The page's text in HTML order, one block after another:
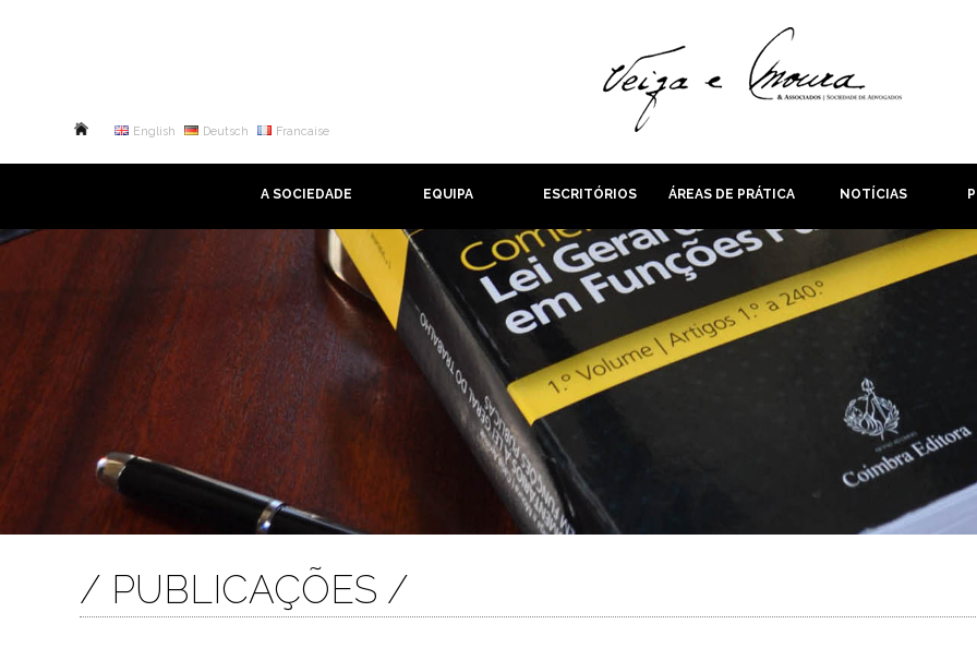
English Deutsch Francaise
A SOCIEDADE EQUIPA ESCRITÓRIOS ÁREAS DE PRÁTICA NOTÍCIAS
/ PUBLICAÇÕES /